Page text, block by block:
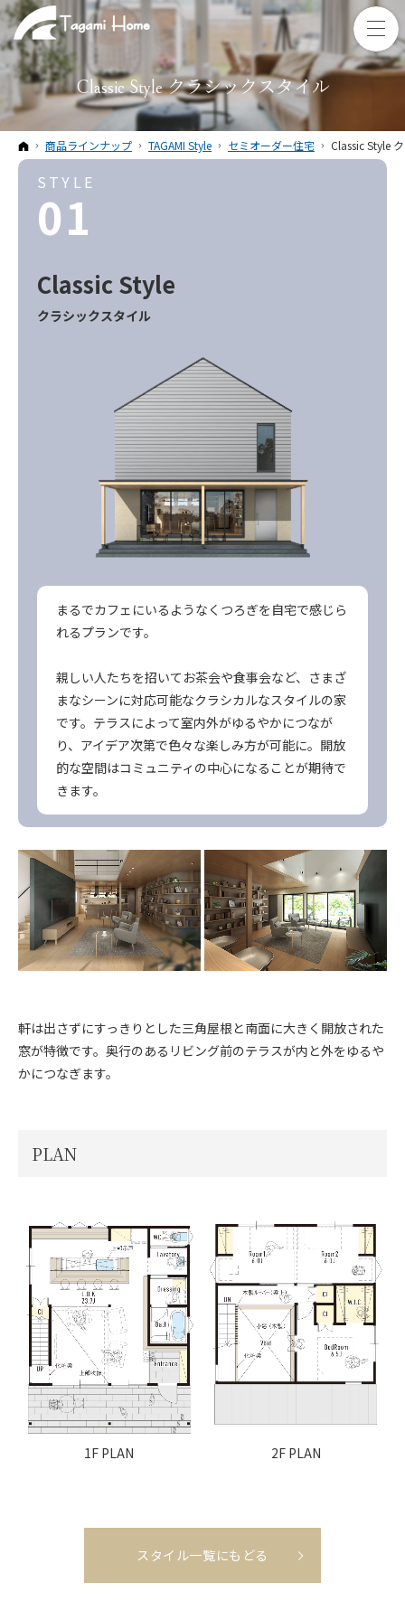
Classic Style クラシックスタイル
ホーム
商品ラインナップ TAGAMI Style セミオーダー住宅 Classic Style
STYLE
01
ClassicStyle
クラシックスタイル
まるでカフェにいるようなくつろぎを自宅で感じら
れるプランです。
親しい人たちを招いてお茶会や食事会など、さまざ
まなシーンに対応可能なクラシカルなスタイルの家
です。テラスによって室内外がゆるやかにつなが
り、アイデア次第で色々な楽しみ方が可能に。開放
的な空間はコミュニティの中心になることが期待で
きます。
軒は出さずにすっきりとした三角屋根と南面に大きく開放された
窓が特徴です。奥行のあるリビング前のテラスが内と外をゆるや
かにつなぎます。
PLAN
1F PLAN 2F PLAN
スタイル一覧にもどる